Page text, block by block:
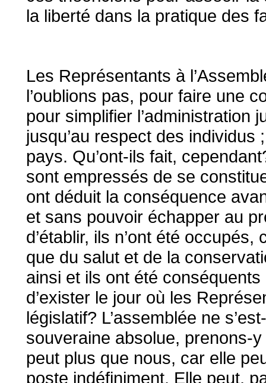
la liberté dans la pratique des
Les Représentants à
l’oublions pas, pour faire une
pour simplifier l’administration
jusqu’au respect des
pays. Qu’ont-ils fait,
sont empressés de se
ont déduit la conséquence
et sans pouvoir échapper au
d’établir, ils n’ont été
que du salut et de la
ainsi et ils ont été
d’exister le jour où les
législatif? L’assemblée ne
souveraine absolue, prenons-
peut plus que nous, car elle
poste indéfiniment. Elle peut,